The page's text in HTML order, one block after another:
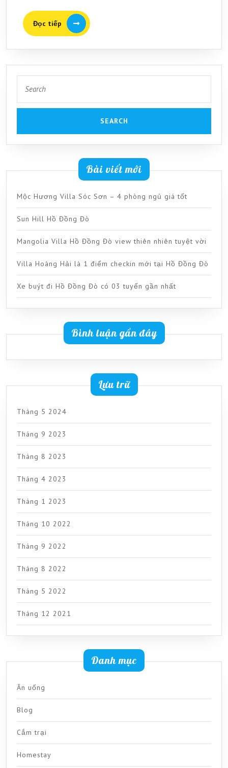
Đọc tiếp
Đọc
tiếp
for:
Bài viết mới
Mộc Hương Villa Sóc Sơn – 4 phòng ngủ giá tốt
Sun Hill Hồ Đồng Đò
Mangolia Villa Hồ Đồng Đò view thiên nhiên tuyệt vời
Villa Hoàng Hải là 1 điểm checkin mới tại Hồ Đồng Đò
Xe buýt đi Hồ Đồng Đò có 03 tuyến gần nhất
Bình luận gần đây
Lưu trữ
Tháng 5 2024
Tháng 9 2023
Tháng 8 2023
Tháng 4 2023
Tháng 1 2023
Tháng 10 2022
Tháng 9 2022
Tháng 8 2022
Tháng 5 2022
Tháng 12 2021
Danh mục
Ăn uống
Blog
Cắm trại
Homestay